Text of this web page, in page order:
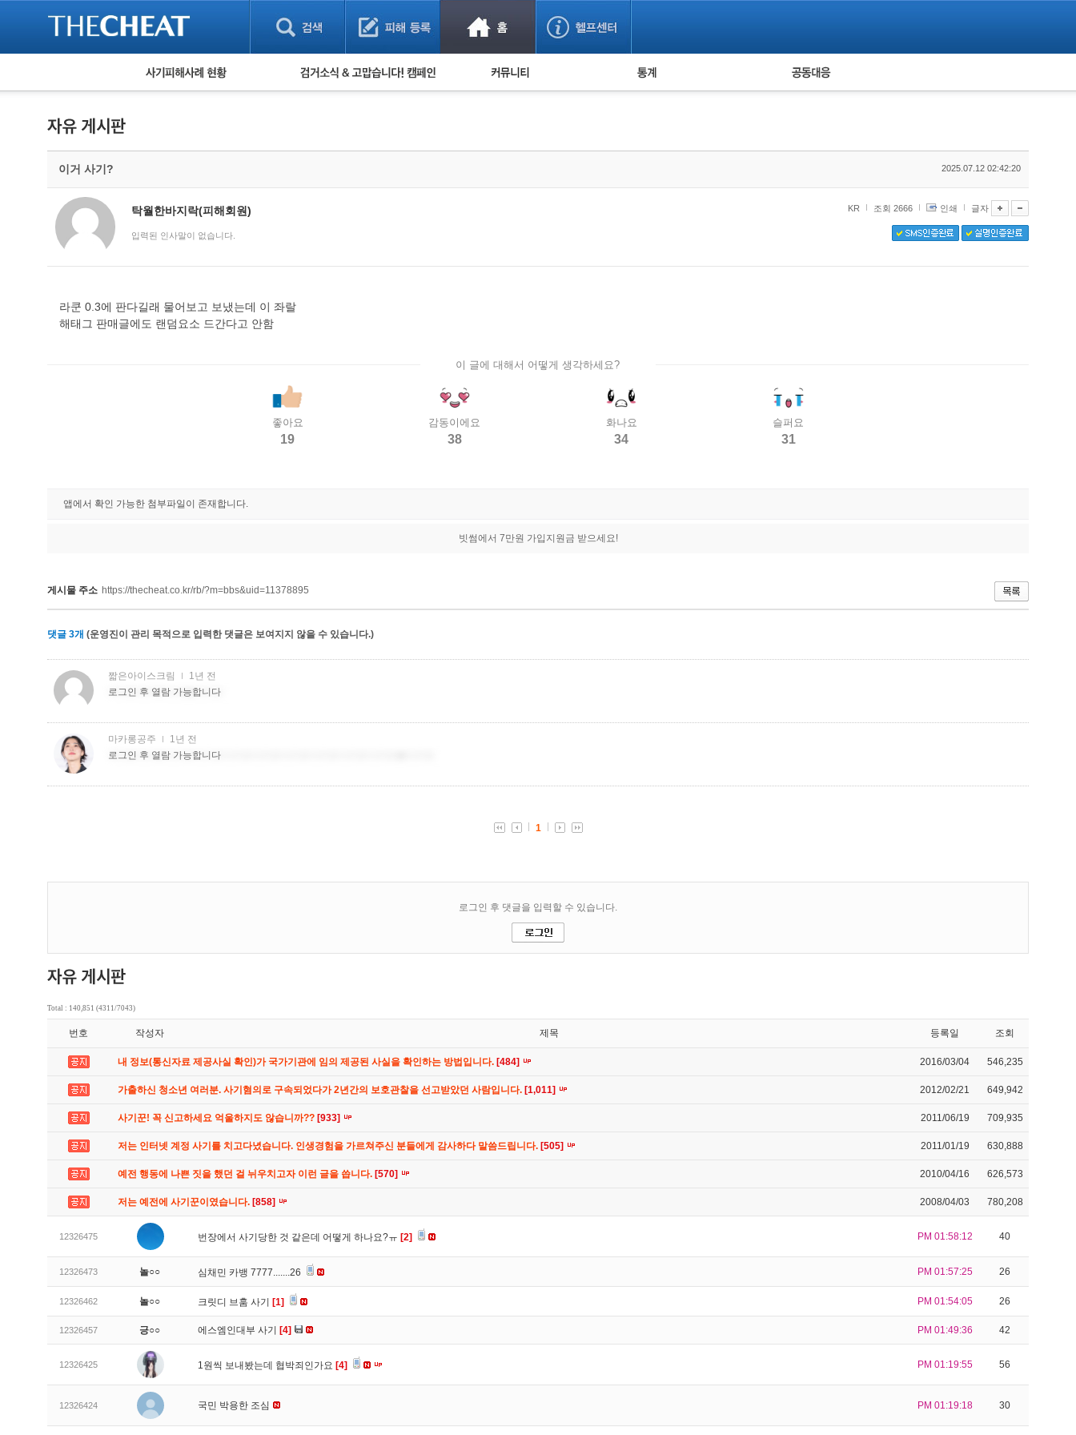
피해사례 현황
유해사이트 목록
비공개 피해사례
워킹홀리데이 피해사례
검거 소식 사기 예방했어요! 누적 피해사례 통계 피해자 공동대응
이거 사기? 2025.07.12 02:42:20
탁월한바지락(피해회원)
입력된 인사말이 없습니다.
KR 조회 2666 인쇄 글자
라쿤 0.3에 판다길래 물어보고 보냈는데 이 좌랄
해태그 판매글에도 랜덤요소 드간다고 안함
이 글에 대해서 어떻게 생각하세요?
좋아요
19
감동이에요
38
화나요
34
슬퍼요
31
앱에서 확인 가능한 첨부파일이 존재합니다.
빗썸에서 7만원 가입지원금 받으세요!
게시물 주소 https://thecheat.co.kr/rb/?m=bbs&uid=11378895
댓글 3개 (운영진이 관리 목적으로 입력한 댓글은 보여지지 않을 수 있습니다.)
Total : 140,851 (4311/7043)
번호 작성자 제목 등록일 조회
내 정보(통신자료 제공사실 확인)가 국가기관에 임의 제공된 사실을 확인하는 방법입니다. [484] 2016/03/04 546,235
가출하신 청소년 여러분. 사기혐의로 구속되었다가 2년간의 보호관찰을 선고받았던 사람입니다. [1,011] 2012/02/21 649,942
사기꾼! 꼭 신고하세요 억울하지도 않습니까?? [933] 2011/06/19 709,935
저는 인터넷 계정 사기를 치고다녔습니다. 인생경험을 가르쳐주신 분들에게 감사하다 말씀드립니다. [505] 2011/01/19 630,888
예전 행동에 나쁜 짓을 했던 걸 뉘우치고자 이런 글을 씁니다. [570] 2010/04/16 626,573
저는 예전에 사기꾼이였습니다. [858] 2008/04/03 780,208
12326475 번장에서 사기당한 것 같은데 어떻게 하나요?ㅠ [2] PM 01:58:12 40
12326473 놀○○ 심채민 카뱅 7777.......26 PM 01:57:25 26
12326462 놀○○ 크릿디 브훔 사기 [1] PM 01:54:05 26
12326457 긍○○ 에스엠인대부 사기 [4] PM 01:49:36 42
12326425 1원씩 보내봤는데 협박죄인가요 [4] PM 01:19:55 56
12326424 국민 박용한 조심 PM 01:19:18 30